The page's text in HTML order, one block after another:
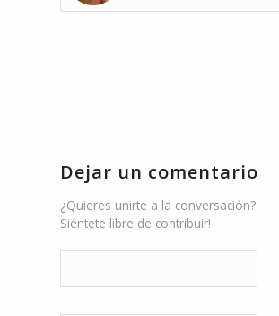
Dejar un comentario
¿Quieres unirte a la conversación?
Siéntete libre de contribuir!